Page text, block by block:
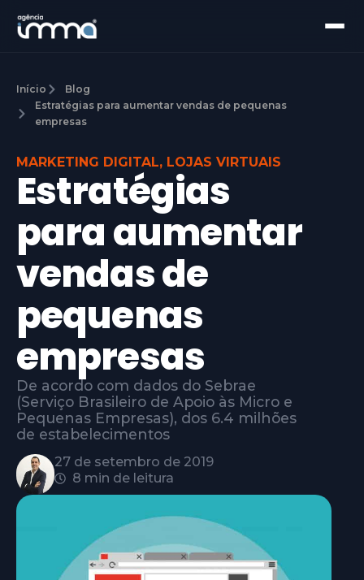
Início
Blog
Estratégias para aumentar vendas de pequenas
empresas
MARKETING DIGITAL, LOJAS VIRTUAIS
Estratégias
para aumentar
vendas de
pequenas
empresas
De acordo com dados do Sebrae
(Serviço Brasileiro de Apoio às Micro e
Pequenas Empresas), dos 6.4 milhões
de estabelecimentos
27 de setembro de 2019
8 min de leitura